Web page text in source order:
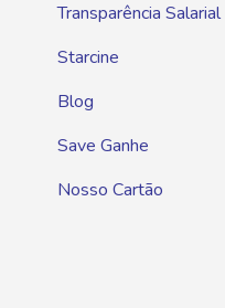
Transparência Salarial
Starcine
Blog
Save Ganhe
Nosso Cartão